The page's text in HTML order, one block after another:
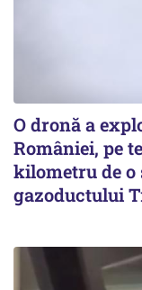
O dronă a
României, pe
kilometru de o
gazoductului